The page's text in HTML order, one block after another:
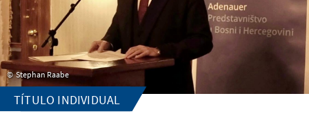
Stephan Raabe
TÍTULO INDIVIDUAL